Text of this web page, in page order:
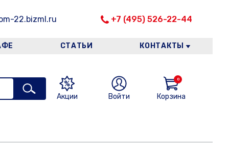
22.bizml.ru +7 (495) 526-22-44
СТАТЬИ КОНТАКТЫ
Акции Войти Корзина
0